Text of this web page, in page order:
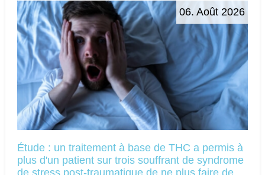
06. Août 2026
Étude : un traitement à base de THC a permis à
plus d'un patient sur trois souffrant de syndrome